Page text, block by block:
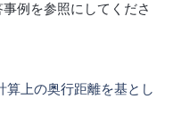
例を参照にしてくださ
上の奥行距離を基とし